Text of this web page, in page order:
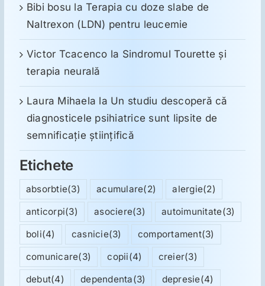
Bibi bosu laTerapia cu doze slabe de
Naltrexon (LDN) pentru leucemie
Victor Tcacenco la Sindromul Tourette şi
terapia neurală
Laura Mihaela la Un studiu descoperă că
diagnosticele psihiatrice sunt lipsite de
semnificație științifică
Etichete
absorbtie(3) acumulare(2) alergie(2)
anticorpi(3) asociere(3) autoimunitate(3)
boli(4) casnicie(3) comportament(3)
comunicare(3) copii(4) creier(3)
debut(4) dependenta(3) depresie(4)